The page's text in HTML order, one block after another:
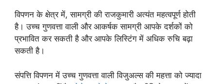
विपणन के क्षेत्र में, सामग्री की राजकुमारी अत्यंत महत्वपूर्ण होती
है। उच्च गुणवत्ता वाली और आकर्षक सामग्री आपके दर्शकों को
प्रभावित कर सकती है और आपके लिस्टिंग में अधिक रुचि बढ़ा
सकती है।
संपत्ति विपणन में उच्च गुणवत्ता वाली विजुअल्स की महत्ता को ज्यादा